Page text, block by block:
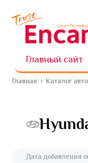
Главный сайт
Главная Каталог
Дата добавления